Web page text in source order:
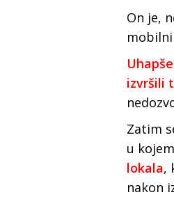
On je,
izvršili
Zatim
u
lokala,
nakon